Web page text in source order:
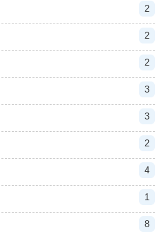
2
2
2
3
3
2
4
1
8